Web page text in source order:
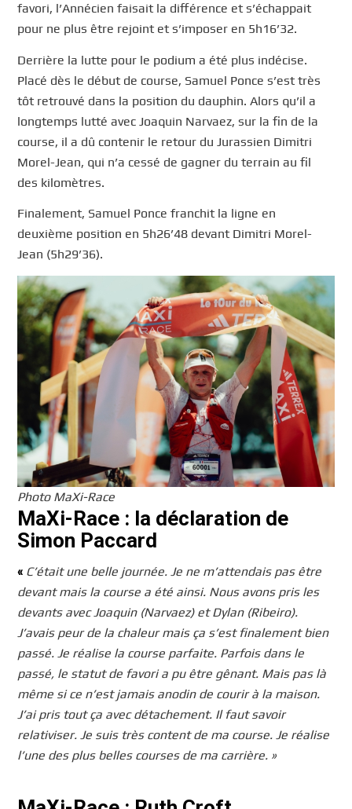
favori, l’Annécien faisait la différence et s’échappait
pour ne plus être rejoint et s’imposer en 5h16’32.
Derrière la lutte pour le podium a été plus indécise.
Placé dès le début de course, Samuel Ponce s’est très
tôt retrouvé dans la position du dauphin. Alors qu’il a
longtemps lutté avec Joaquin Narvaez, sur la fin de la
course, il a dû contenir le retour du Jurassien Dimitri
Morel-Jean, qui n’a cessé de gagner du terrain au fil
des kilomètres.
Finalement, Samuel Ponce franchit la ligne en
deuxième position en 5h26’48 devant Dimitri Morel-
Jean (5h29’36).
Photo MaXi-Race
MaXi-Race : la déclaration de
Simon Paccard
« C’était une belle journée. Je ne m’attendais pas être
devant mais la course a été ainsi. Nous avons pris les
devants avec Joaquin (Narvaez) et Dylan (Ribeiro).
J’avais peur de la chaleur mais ça s’est finalement bien
passé. Je réalise la course parfaite. Parfois dans le
passé, le statut de favori a pu être gênant. Mais pas là
même si ce n’est jamais anodin de courir à la maison.
J’ai pris tout ça avec détachement. Il faut savoir
relativiser. Je suis très content de ma course. Je réalise
l’une des plus belles courses de ma carrière. »